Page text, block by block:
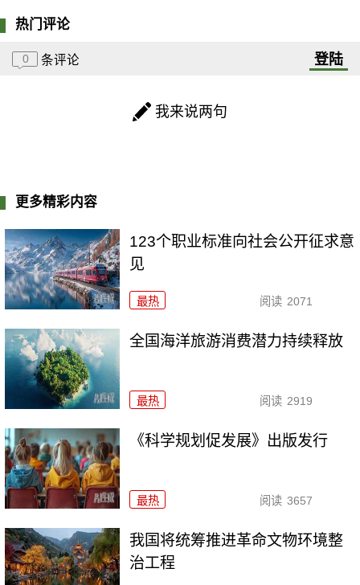
热门评论
0 条评论 登陆
我来说两句
更多精彩内容
123个职业标准向社会公开征求意
见
最热 阅读 2071
全国海洋旅游消费潜力持续释放
最热 阅读 2919
《科学规划促发展》出版发行
最热 阅读 3657
我国将统筹推进革命文物环境整
治工程